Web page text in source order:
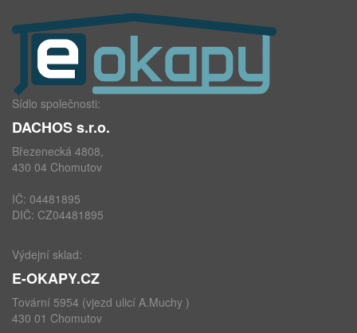
Sídlo společnosti:
DACHOS s.r.o.
Březenecká 4808,
430 04 Chomutov
IČ: 04481895
DIČ: CZ04481895
Výdejní sklad:
E-OKAPY.CZ
Tovární 5954 (vjezd ulicí A.Muchy )
430 01 Chomutov